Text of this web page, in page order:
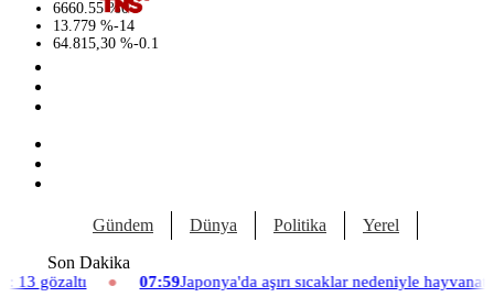
6660.55 %0
13.779 %-14
64.815,30 %-0.1
Gündem Dünya Politika Yerel
Son Dakika
Japonya'da aşırı sıcaklar nedeniyle hayvanat bahçesinde üç aslan